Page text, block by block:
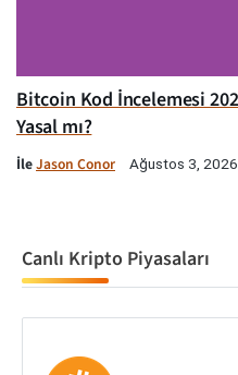
Bitcoin Kod İncelemesi
Yasal mı?
İleJason Conor Ağustos 3, 2026
Canlı Kripto Piyasaları